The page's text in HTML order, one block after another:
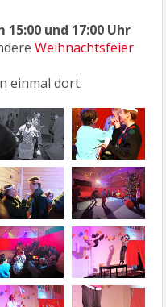
und 17:00 Uhr